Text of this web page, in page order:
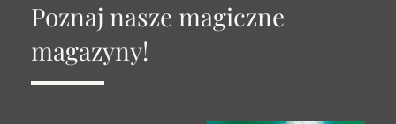
Poznaj nasze magiczne
magazyny!